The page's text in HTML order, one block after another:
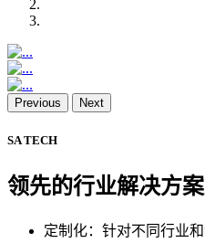
Previous Next
SA TECH
领先的行业解决方案
定制化：针对不同行业